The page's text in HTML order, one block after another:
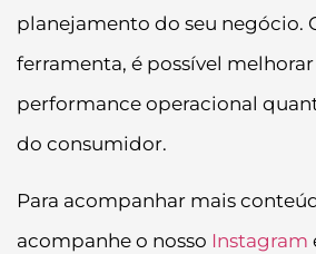
planejamento do seu negócio.
ferramenta, é possível
performance operacional
do consumidor.
Para acompanhar mais
acompanhe o nosso Instagram